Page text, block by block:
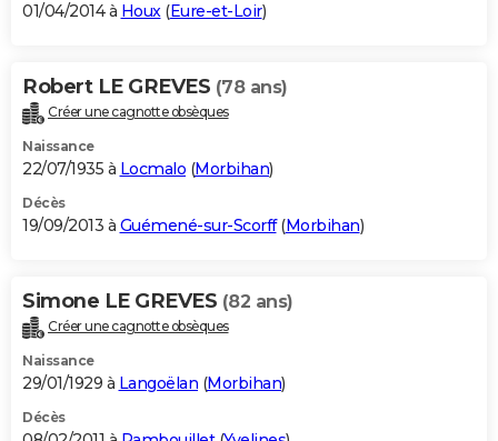
01/04/2014 à Houx(Eure-et-Loir)
Robert LE GREVES (78 ans)
Créer une cagnotte obsèques
Naissance
22/07/1935 à Locmalo (Morbihan)
Décès
19/09/2013 à Guémené-sur-Scorff(Morbihan)
Simone LE GREVES (82 ans)
Créer une cagnotte obsèques
Naissance
29/01/1929 à Langoëlan (Morbihan)
Décès